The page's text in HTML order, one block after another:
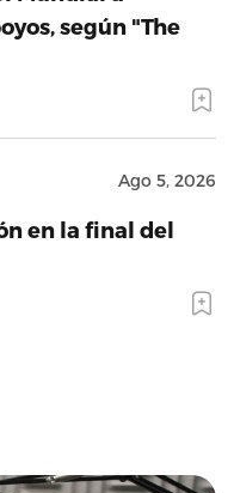
según "The
Ago 5, 2026
en la final del